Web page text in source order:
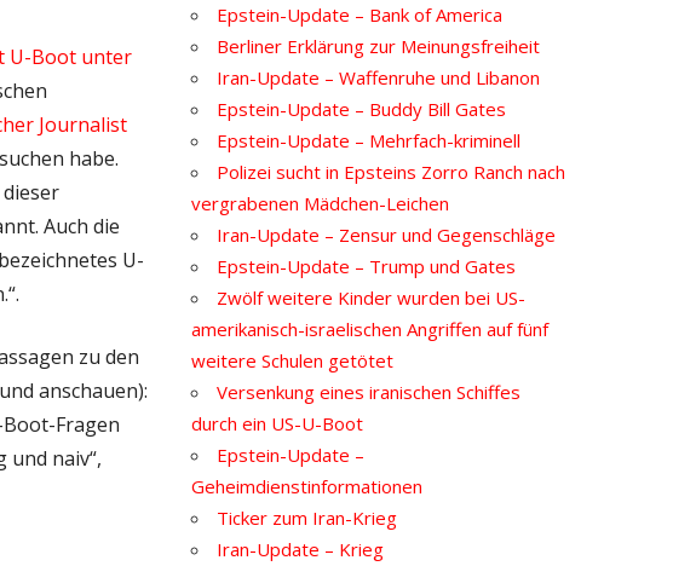
U-Boot unter
Journalist
habe.
Auch die
U-
zu den
anschauen):
Boot-Fragen
und naiv“,
Epstein-Update – Bank of America
Berliner Erklärung zur Meinungsfreiheit
Iran-Update – Waffenruhe und Libanon
Epstein-Update – Buddy Bill Gates
Epstein-Update – Mehrfach-kriminell
Polizei sucht in Epsteins Zorro Ranch nach
vergrabenen Mädchen-Leichen
Iran-Update – Zensur und Gegenschläge
Epstein-Update – Trump und Gates
Zwölf weitere Kinder wurden bei US-
amerikanisch-israelischen Angriffen auf fünf
weitere Schulen getötet
Versenkung eines iranischen Schiffes
durch ein US-U-Boot
Epstein-Update –
Geheimdienstinformationen
Ticker zum Iran-Krieg
Iran-Update – Krieg